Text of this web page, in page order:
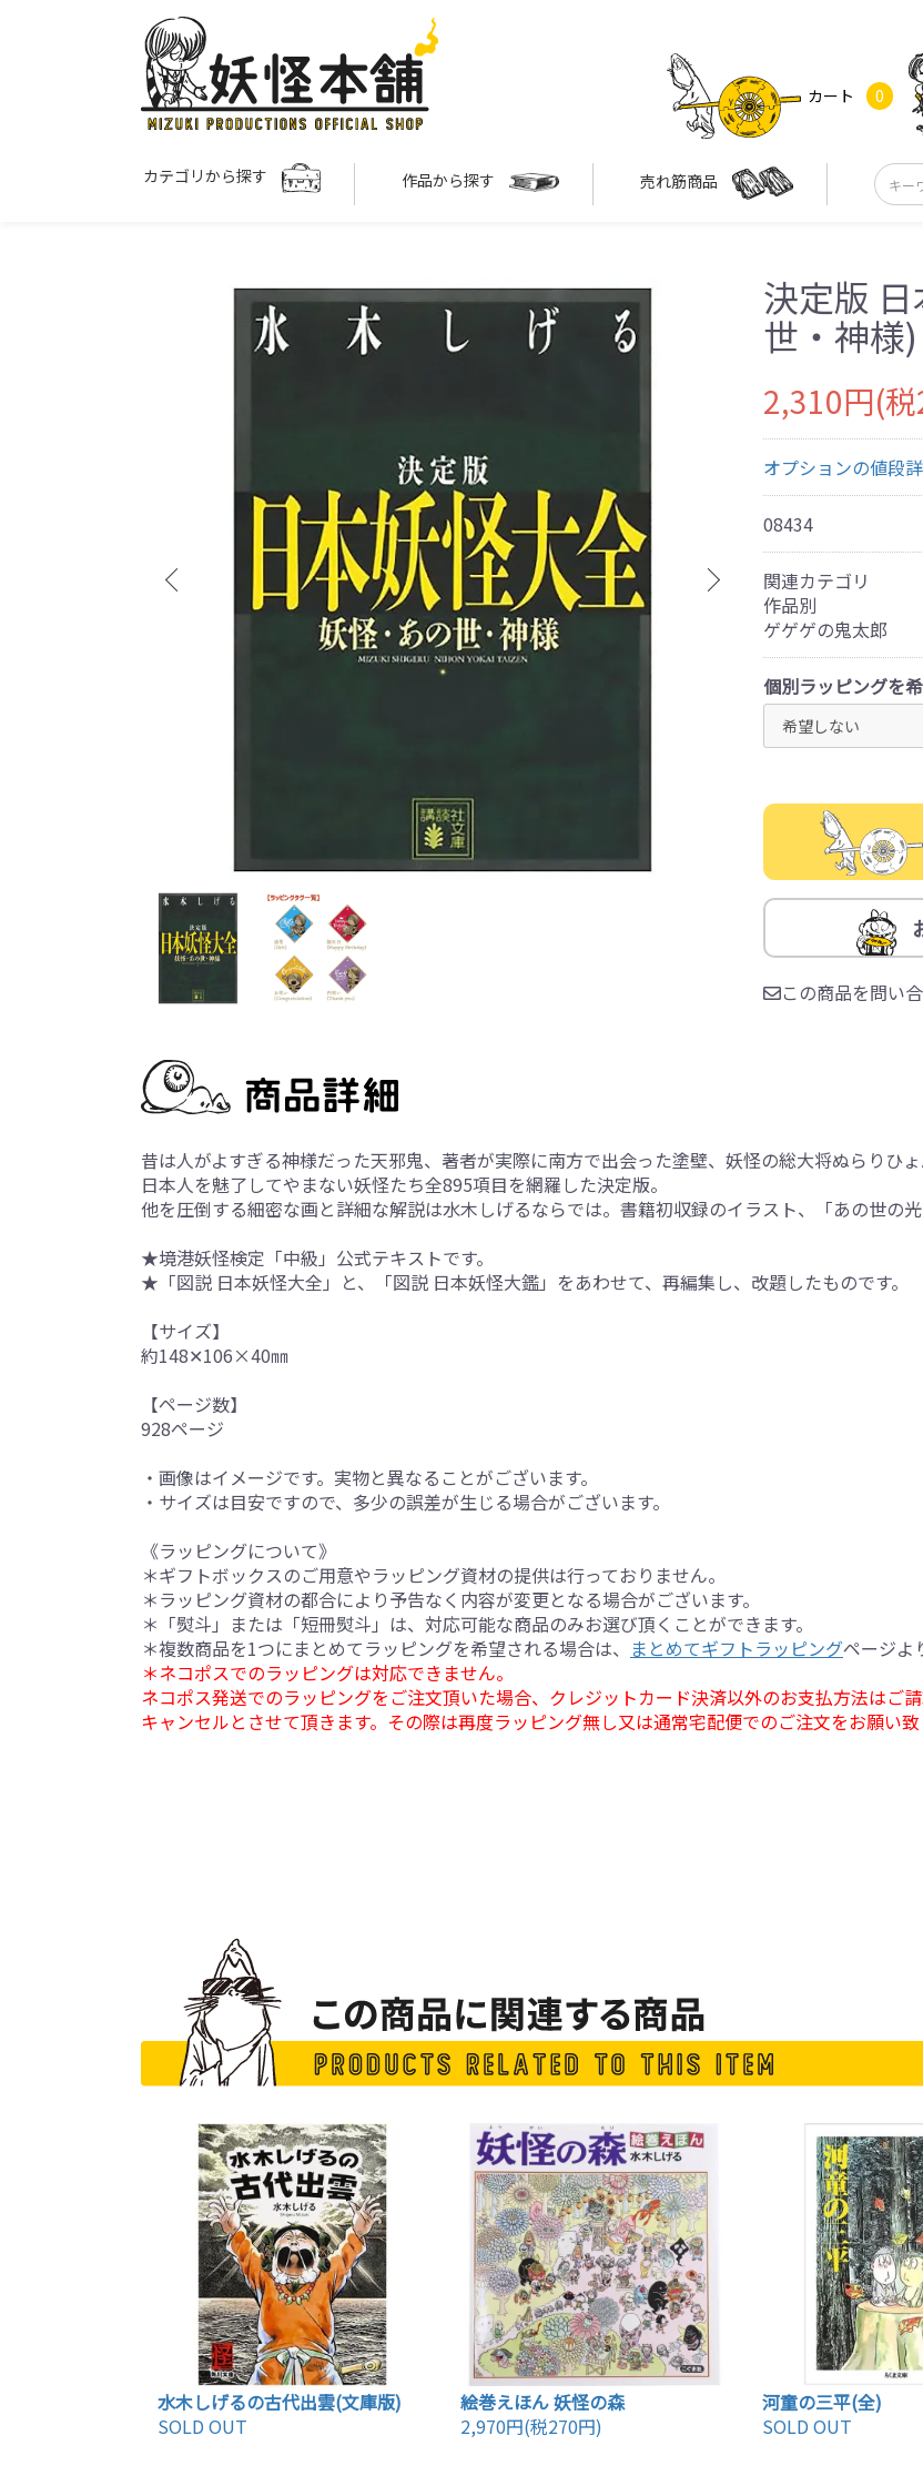
カート 0
カテゴリから探す 作品から探す 売れ筋商品
決定版
世・神様)
2,310円(
オプションの値段
08434
関連カテゴリ
作品別
ゲゲゲの鬼太郎
個別ラッピングを
この商品を問い
昔は人がよすぎる神様だった天邪鬼、著者が実際に南方で出会った塗壁、妖怪の総大将ぬらりひ
日本人を魅了してやまない妖怪たち全895項目を網羅した決定版。
他を圧倒する細密な画と詳細な解説は水木しげるならでは。書籍初収録のイラスト、「あの世の
★境港妖怪検定「中級」公式テキストです。
★「図説 日本妖怪大全」と、「図説 日本妖怪大鑑」をあわせて、再編集し、改題したものです。
【サイズ】
約148✕106×40㎜
【ページ数】
928ページ
・画像はイメージです。実物と異なることがございます。
・サイズは目安ですので、多少の誤差が生じる場合がございます。
《ラッピングについて》
＊ギフトボックスのご用意やラッピング資材の提供は行っておりません。
＊ラッピング資材の都合により予告なく内容が変更となる場合がございます。
＊「熨斗」または「短冊熨斗」は、対応可能な商品のみお選び頂くことができます。
＊複数商品を1つにまとめてラッピングを希望される場合は、 まとめてギフトラッピングページよ
＊ネコポスでのラッピングは対応できません。
ネコポス発送でのラッピングをご注文頂いた場合、クレジットカード決済以外のお支払方法はご
キャンセルとさせて頂きます。その際は再度ラッピング無し又は通常宅配便でのご注文をお願い致
水木しげるの古代出雲(文庫版)
SOLD OUT
絵巻えほん 妖怪の森
2,970円(税270円)
河童の三平(全)
SOLD OUT